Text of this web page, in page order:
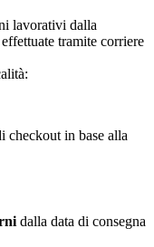
lavorativi dalla
tramite corriere
checkout in base alla
dalla data di consegna